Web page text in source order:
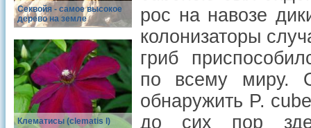
Cеквойя - самое высокое
дерево на земле
Клематисы (clematis l)
рос на навозе
колонизаторы
гриб
по всему миру.
обнаружить P.
до сих пор